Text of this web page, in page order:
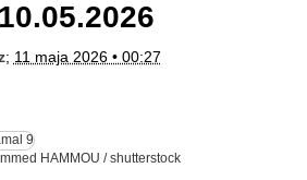
; 11 maja 2026 • 00:27
HAMMOU / shutterstock